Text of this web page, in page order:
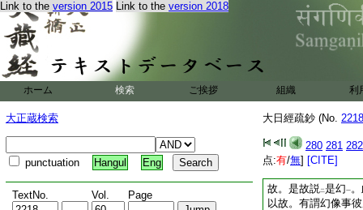
Link to the version 2015 Link to the version 2018
ホーム 検索 ご挨拶 組織 利
大正蔵検索
punctuation Hangul Eng
TextNo. Vol. Page
大日經疏鈔 (No.
280 281 282
点:有/無] [CITE]
大日經疏第二 3
大日經疏第二末鈔
又偈云是事彼處有
至二即得眞實性義也一
觀顯現故一付二一段一
依他 ノ相 一。後彼偈
由一。三節分明也
故。是故説二是幻一
以故。有謂幻像事